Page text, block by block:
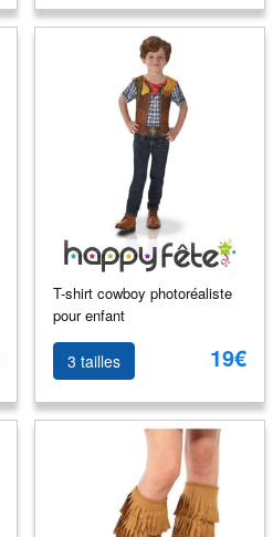
T-shirt cowboy photoréaliste
pour enfant
3 tailles 19€